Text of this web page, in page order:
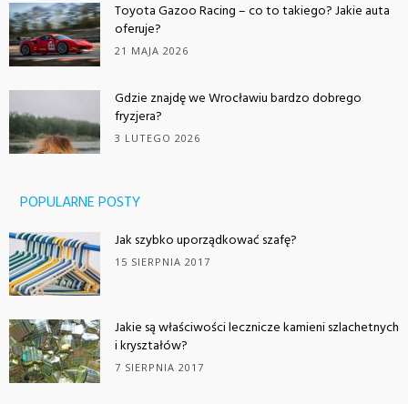
Toyota Gazoo Racing – co to takiego? Jakie auta
oferuje?
21 MAJA 2026
Gdzie znajdę we Wrocławiu bardzo dobrego
fryzjera?
3 LUTEGO 2026
POPULARNE POSTY
Jak szybko uporządkować szafę?
15 SIERPNIA 2017
Jakie są właściwości lecznicze kamieni szlachetnych
i kryształów?
7 SIERPNIA 2017